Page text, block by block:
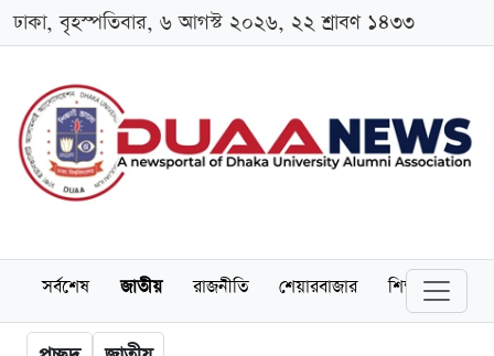
ঢাকা, বৃহস্পতিবার, ৬ আগস্ট ২০২৬, ২২ শ্রাবণ ১৪৩৩
সর্বশেষ জাতীয় রাজনীতি শেয়ারবাজার শিক্ষা